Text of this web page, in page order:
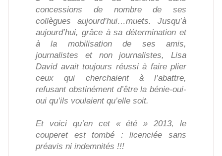
concessions de nombre de ses
collègues aujourd’hui…muets. Jusqu’à
aujourd’hui, grâce à sa détermination et
à la mobilisation de ses amis,
journalistes et non journalistes, Lisa
David avait toujours réussi à faire plier
ceux qui cherchaient à l’abattre,
refusant obstinément d’être la bénie-oui-
oui qu’ils voulaient qu’elle soit.
Et voici qu’en cet « été » 2013, le
couperet est tombé : licenciée sans
préavis ni indemnités !!!